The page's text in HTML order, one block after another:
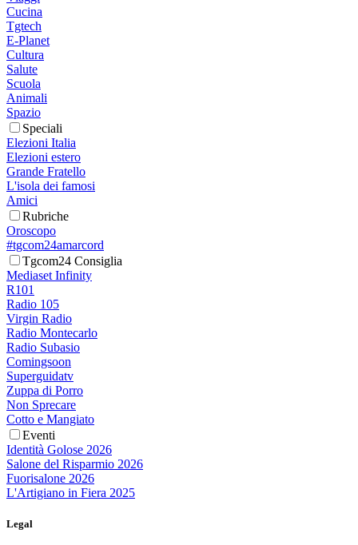
Cucina
Tgtech
E-Planet
Cultura
Salute
Scuola
Animali
Spazio
Speciali
Elezioni Italia
Elezioni estero
Grande Fratello
L'isola dei famosi
Amici
Rubriche
Oroscopo
#tgcom24amarcord
Tgcom24 Consiglia
Mediaset Infinity
R101
Radio 105
Virgin Radio
Radio Montecarlo
Radio Subasio
Comingsoon
Superguidatv
Zuppa di Porro
Non Sprecare
Cotto e Mangiato
Eventi
Identità Golose 2026
Salone del Risparmio 2026
Fuorisalone 2026
L'Artigiano in Fiera 2025
Legal